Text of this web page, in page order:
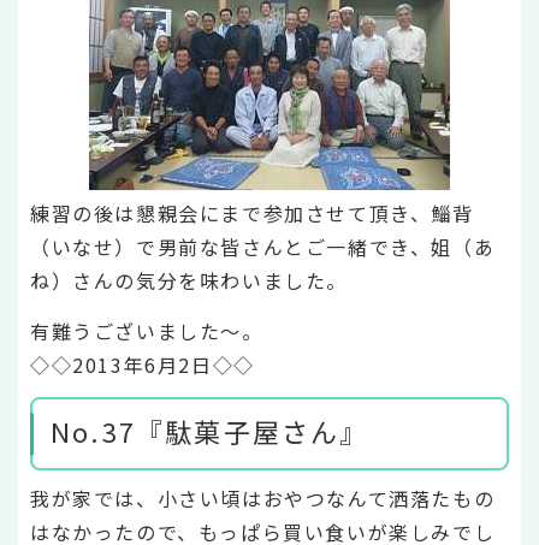
練習の後は懇親会にまで参加させて頂き、鯔背
（いなせ）で男前な皆さんとご一緒でき、姐（あ
ね）さんの気分を味わいました。
有難うございました～。
◇◇2013年6月2日◇◇
No.37『駄菓子屋さん』
我が家では、小さい頃はおやつなんて洒落たもの
はなかったので、もっぱら買い食いが楽しみでし